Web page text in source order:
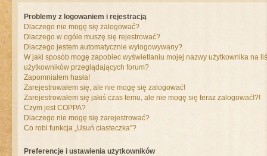
Problemy z logowaniem i rejestracją
Dlaczego nie mogę się zalogować?
Dlaczego w ogóle muszę się rejestrować?
Dlaczego jestem automatycznie wylogowywany?
W jaki sposób mogę zapobiec wyświetlaniu mojej nazwy użytkownika na
użytkowników przeglądających forum?
Zapomniałem hasła!
Zarejestrowałem się, ale nie mogę się zalogować!
Zarejestrowałem się jakiś czas temu, ale nie mogę się teraz zalogować!?!
Czym jest COPPA?
Dlaczego nie mogę się zarejestrować?
Co robi funkcja „Usuń ciasteczka”?
Preferencje i ustawienia użytkowników